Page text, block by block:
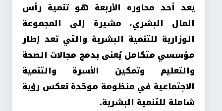
يعد أحد محاوره الأربعة هو تنمية رأس
المال البشري، مشيرة إلى المجموعة
الوزارية للتنمية البشرية والتي تعد إطار
مؤسسي متكامل يُعنى بدمج مجالات الصحة
والتعليم وتمكين الأسرة والتنمية
الاجتماعية في منظومة موحّدة تعكس رؤية
شاملة للتنمية البشرية.